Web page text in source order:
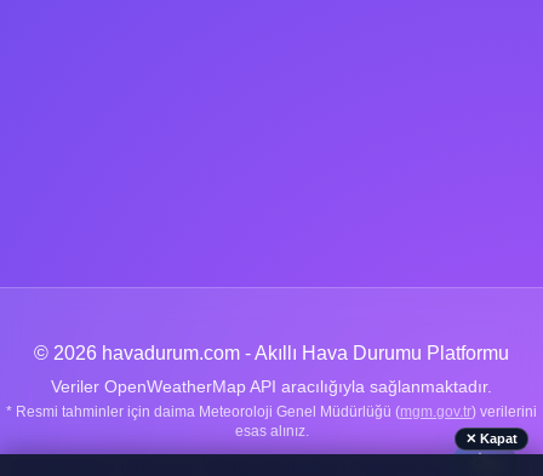
© 2026 havadurum.com - Akıllı Hava Durumu Platformu
Veriler OpenWeatherMap API aracılığıyla sağlanmaktadır.
* Resmi tahminler için daima Meteoroloji Genel Müdürlüğü (mgm.gov.tr) verilerini
esas alınız.
🌤️
✕ Kapat